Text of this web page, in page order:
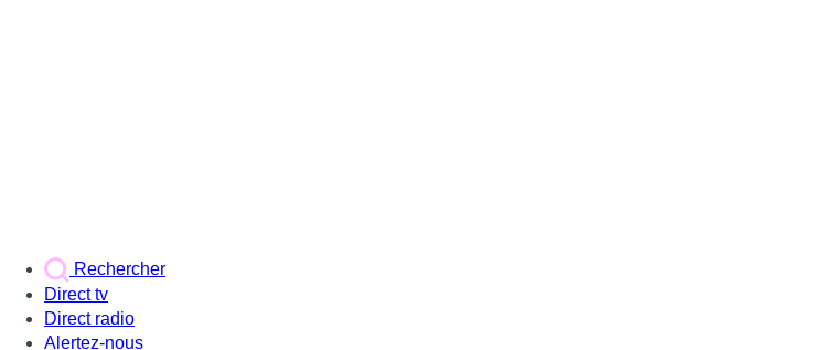
Rechercher
Direct tv
Direct radio
Alertez-nous